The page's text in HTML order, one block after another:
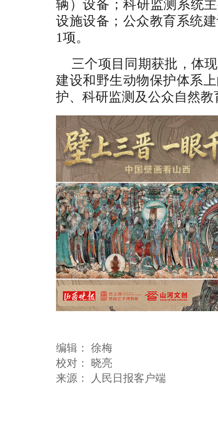
辆）设备；科研监测系统
设施设备；公众教育系统
1项。
三个项目同期获批，体
建设和野生动物保护体系
护、科研监测及公众自然
编辑： 徐梅
校对： 晓亮